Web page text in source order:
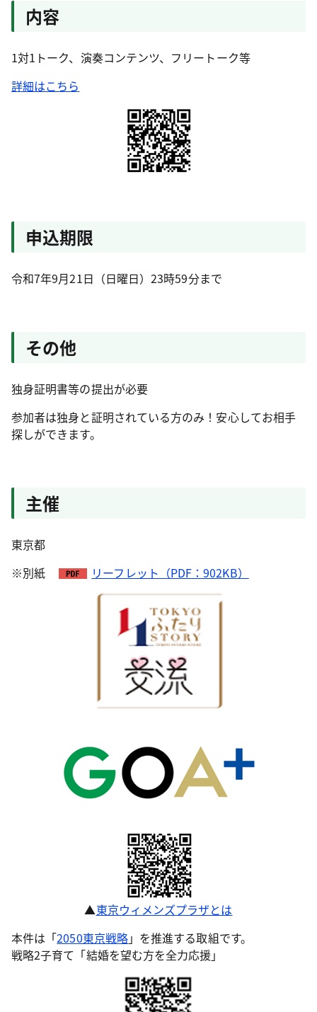
内容
1対1トーク、演奏コンテンツ、フリートーク等
詳細はこちら
申込期限
令和7年9月21日（日曜日）23時59分まで
その他
独身証明書等の提出が必要
参加者は独身と証明されている方のみ！安心してお相手
探しができます。
主催
東京都
※別紙
リーフレット（PDF：902KB）
▲東京ウィメンズプラザとは
本件は「2050東京戦略」を推進する取組です。
戦略2子育て「結婚を望む方を全力応援」